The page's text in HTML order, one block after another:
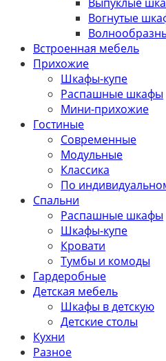
Выпуклые
Вогнутые
Встроенная мебель
Прихожие
Шкафы-купе
Распашные шкафы
Мини-прихожие
Гостиные
Современные
Модульные
Классика
По
Спальни
Распашные шкафы
Шкафы-купе
Кровати
Тумбы и комоды
Гардеробные
Детская мебель
Шкафы в детскую
Детские столы
Кухни
Разное